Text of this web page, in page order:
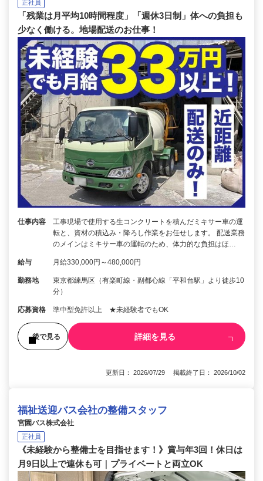
正社員
「残業は月平均10時間程度」「週休3日制」体への負担も
少なく働ける。地場配送のお仕事！
仕事内容
工事現場で使用する生コンクリートを積んだミキサー車の運
転と、資材の積込み・降ろし作業をお任せします。 配送業務
のメインはミキサー車の運転のため、体力的な負担はほ…
給与 月給330,000円～480,000円
勤務地
東京都練馬区（有楽町線・副都心線「平和台駅」より徒歩10
分）
応募資格 準中型免許以上 ★未経験者でもOK
後で見る 詳細を見る
更新日： 2026/07/29 掲載終了日： 2026/10/02
福祉送迎バス会社の整備スタッフ
宮園バス株式会社
正社員
《未経験から整備士を目指せます！》賞与年3回！休日は
月9日以上で連休も可｜プライベートと両立OK